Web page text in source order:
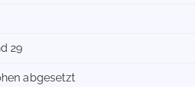
29
abgesetzt